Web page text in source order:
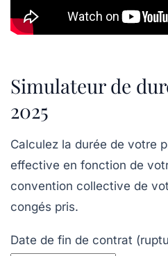
Simulateur de
2025
Calculez la durée de votre
effective en fonction de
convention collective de
congés pris.
Date de fin de contrat